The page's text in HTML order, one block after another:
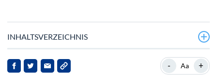
INHALTSVERZEICHNIS
BB Biotech Aktie – Investment in ein Wertpapier des
TecDax
- Aa +